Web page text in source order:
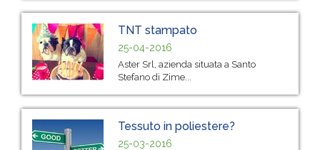
TNT stampato
25-04-2016
Aster Srl, azienda situata a Santo
Stefano di Zime...
Tessuto in poliestere?
25-03-2016